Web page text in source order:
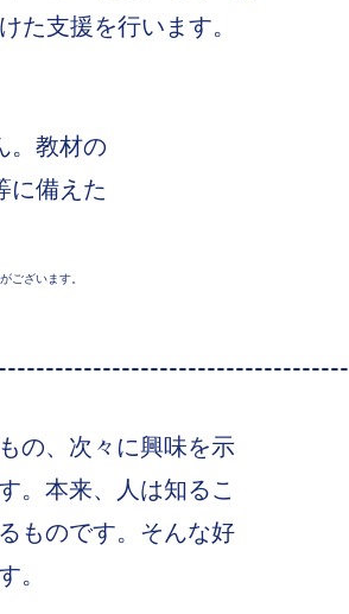
た支援を行います。
。教材の
に備えた
ございます。
の、次々に興味を示
。本来、人は知るこ
ものです。そんな好
。